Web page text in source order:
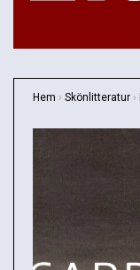
Hem › Skönlitteratur ›